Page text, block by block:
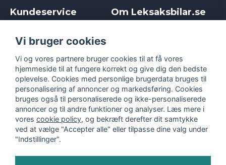
Kundeservice
Kampagner og rabatter
Reklamation
Policy chase cars
Returnera
Logga in
Om Leksaksbilar.se
Handelsbetingelser
Persondatapolitik
Cookies
Vi bruger cookies
Vi og vores partnere bruger cookies til at få vores
hjemmeside til at fungere korrekt og give dig den bedste
oplevelse. Cookies med personlige brugerdata bruges til
personalisering af annoncer og markedsføring. Cookies
bruges også til personaliserede og ikke-personaliserede
annoncer og til andre funktioner og analyser. Læs mere i
vores cookie policy, og bekræft derefter dit samtykke
ved at vælge "Accepter alle" eller tilpasse dine valg under
"Indstillinger".